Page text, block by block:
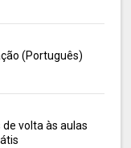
(Português)
volta às aulas